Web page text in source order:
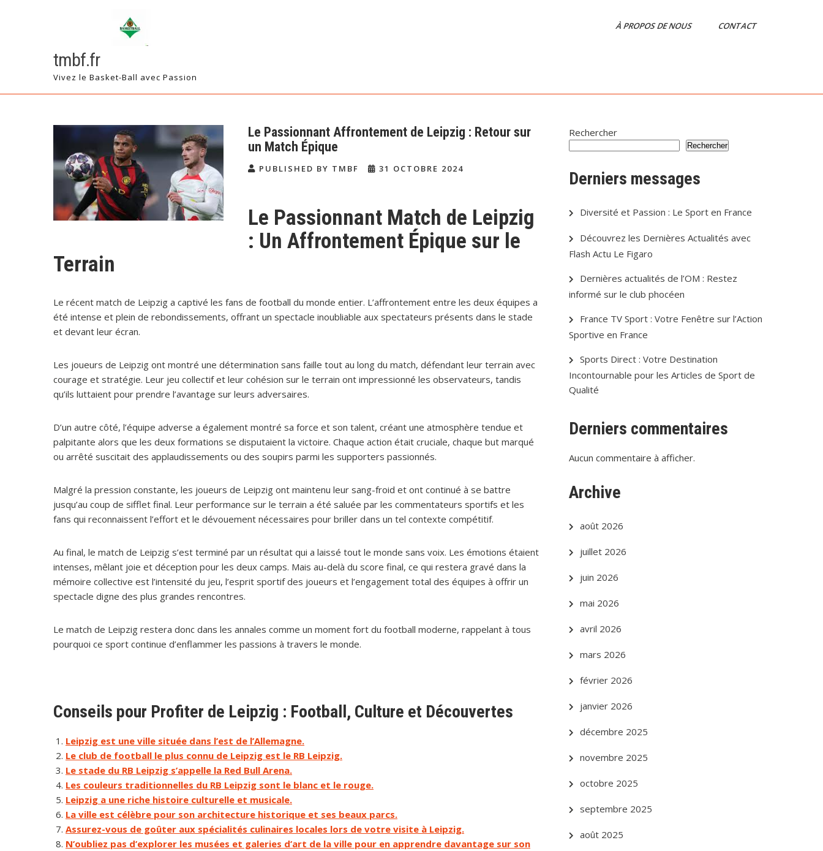
tmbf.fr
Vivez le Basket-Ball avec Passion
À PROPOS DE NOUS CONTACT
Le Passionnant Affrontement de Leipzig : Retour sur
un Match Épique
PUBLISHED BY TMBF 31 OCTOBRE 2024
Le Passionnant Match de Leipzig
: Un Affrontement Épique sur le
Terrain
Le récent match de Leipzig a captivé les fans de football du monde entier. L’affrontement entre les deux équipes a
été intense et plein de rebondissements, offrant un spectacle inoubliable aux spectateurs présents dans le stade
et devant leur écran.
Les joueurs de Leipzig ont montré une détermination sans faille tout au long du match, défendant leur terrain avec
courage et stratégie. Leur jeu collectif et leur cohésion sur le terrain ont impressionné les observateurs, tandis
qu’ils luttaient pour prendre l’avantage sur leurs adversaires.
D’un autre côté, l’équipe adverse a également montré sa force et son talent, créant une atmosphère tendue et
palpitante alors que les deux formations se disputaient la victoire. Chaque action était cruciale, chaque but marqué
ou arrêté suscitait des applaudissements ou des soupirs parmi les supporters passionnés.
Malgré la pression constante, les joueurs de Leipzig ont maintenu leur sang-froid et ont continué à se battre
jusqu’au coup de sifflet final. Leur performance sur le terrain a été saluée par les commentateurs sportifs et les
fans qui reconnaissent l’effort et le dévouement nécessaires pour briller dans un tel contexte compétitif.
Au final, le match de Leipzig s’est terminé par un résultat qui a laissé tout le monde sans voix. Les émotions étaient
intenses, mêlant joie et déception pour les deux camps. Mais au-delà du score final, ce qui restera gravé dans la
mémoire collective est l’intensité du jeu, l’esprit sportif des joueurs et l’engagement total des équipes à offrir un
spectacle digne des plus grandes rencontres.
Le match de Leipzig restera donc dans les annales comme un moment fort du football moderne, rappelant à tous
pourquoi ce sport continue d’enflammer les passions à travers le monde.
Conseils pour Profiter de Leipzig : Football, Culture et Découvertes
Leipzig est une ville située dans l’est de l’Allemagne.
Le club de football le plus connu de Leipzig est le RB Leipzig.
Le stade du RB Leipzig s’appelle la Red Bull Arena.
Les couleurs traditionnelles du RB Leipzig sont le blanc et le rouge.
Leipzig a une riche histoire culturelle et musicale.
La ville est célèbre pour son architecture historique et ses beaux parcs.
Assurez-vous de goûter aux spécialités culinaires locales lors de votre visite à Leipzig.
N’oubliez pas d’explorer les musées et galeries d’art de la ville pour en apprendre davantage sur son
Rechercher
Rechercher
Derniers messages
Diversité et Passion : Le Sport en France
Découvrez les Dernières Actualités avec
Flash Actu Le Figaro
Dernières actualités de l’OM : Restez
informé sur le club phocéen
France TV Sport : Votre Fenêtre sur l’Action
Sportive en France
Sports Direct : Votre Destination
Incontournable pour les Articles de Sport de
Qualité
Derniers commentaires
Aucun commentaire à afficher.
Archive
août 2026
juillet 2026
juin 2026
mai 2026
avril 2026
mars 2026
février 2026
janvier 2026
décembre 2025
novembre 2025
octobre 2025
septembre 2025
août 2025